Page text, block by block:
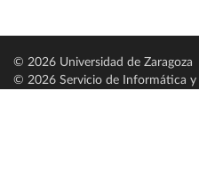
© 2026 Universidad de Zaragoza
© 2026 Servicio de Informática y